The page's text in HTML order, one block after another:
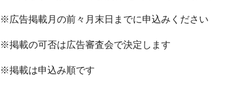
※広告掲載月の前々月末日までに申込みください
※掲載の可否は広告審査会で決定します
※掲載は申込み順です